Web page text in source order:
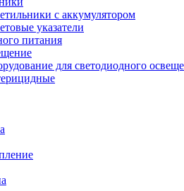
с аккумулятором
указатели
питания
для светодиодного